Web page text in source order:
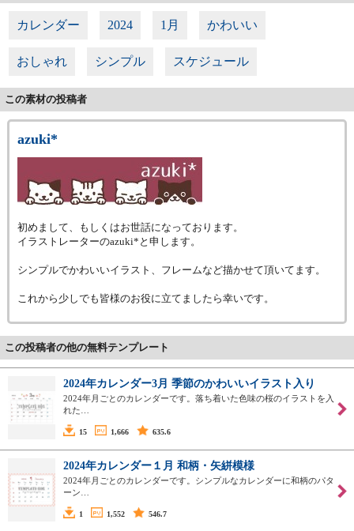
カレンダー 2024 1月 かわいい
おしゃれ シンプル スケジュール
この素材の投稿者
azuki*
初めまして、もしくはお世話になっております。
イラストレーターのazuki*と申します。
シンプルでかわいいイラスト、フレームなど描かせて頂いてます。
これから少しでも皆様のお役に立てましたら幸いです。
この投稿者の他の無料テンプレート
2024年カレンダー3月 季節のかわいいイラスト入り
2024年月ごとのカレンダーです。落ち着いた色味の桜のイラストを入
れた…
15 1,666 635.6
2024年カレンダー１月 和柄・矢絣模様
2024年月ごとのカレンダーです。シンプルなカレンダーに和柄のパタ
ーン…
1 1,552 546.7